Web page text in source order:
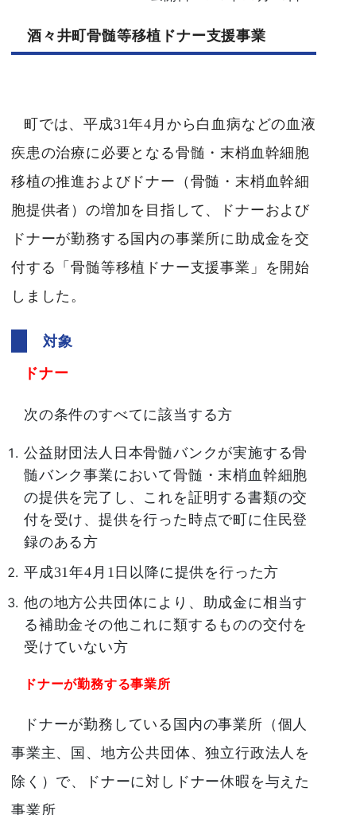
酒々井町骨髄等移植ドナー支援事業
町では、平成31年4月から白血病などの血液
疾患の治療に必要となる骨髄・末梢血幹細胞
移植の推進およびドナー （ 骨髄・末梢血幹細
胞提供者 ） の増加を目指して、 ドナーおよび
ドナーが勤務する国内の事業所に助成金を交
付する「骨髄等移植ドナー支援事業」を開始
しました。
対象
ドナー
次の条件のすべてに該当する方
公益財団法人日本骨髄バンクが実施する骨
髄バンク事業において骨髄・末梢血幹細胞
の提供を完了し、これを証明する書類の交
付を受け、提供を行った時点で町に住民登
録のある方
平成31年4月1日以降に提供を行った方
他の地方公共団体により、助成金に相当す
る補助金その他これに類するものの交付を
受けていない方
ドナーが勤務する事業所
ドナーが勤務している国内の事業所（個人
事業主、国、地方公共団体、独立行政法人を
除く）で、ドナーに対しドナー休暇を与えた
事業所